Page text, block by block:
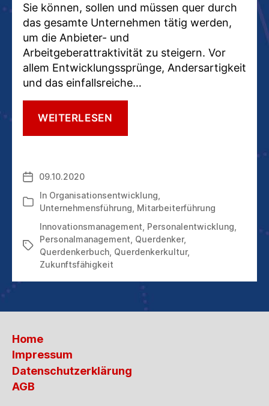
Sie können, sollen und müssen quer durch
das gesamte Unternehmen tätig werden,
um die Anbieter- und
Arbeitgeberattraktivität zu steigern. Vor
allem Entwicklungssprünge, Andersartigkeit
und das einfallsreiche…
WEITERLESEN
SO
DRINGEND
Veröffentlichungsdatum
09.10.2020
Kategorien
In Organisationsentwicklung
Unternehmensführung Mitarbeiterführung
Schlagwörter
Innovationsmanagement Personalentwicklung
Personalmanagement Querdenker,
Querdenkerbuch Querdenkerkultur,
Zukunftsfähigkeit
Home
Impressum
Datenschutzerklärung
AGB